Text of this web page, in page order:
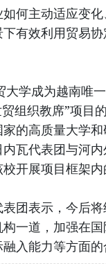
何主动适应变
有效利用贸易
大学成为越南唯
组织教席”项目
的高质量大学
瓦代表团与河
开展项目框架内
团表示，今后
一道，加强在
入能力等方面的